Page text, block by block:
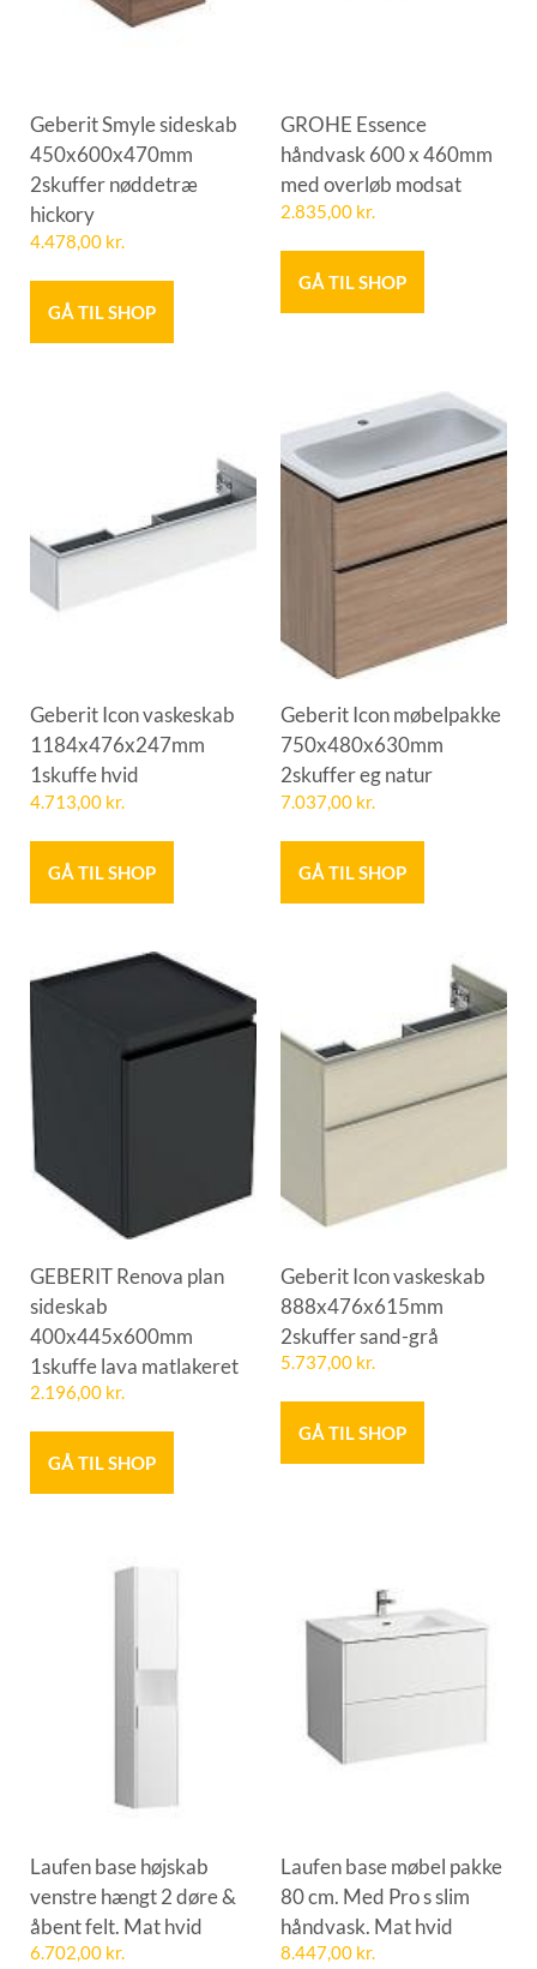
Geberit Smyle sideskab
450x600x470mm
2skuffer nøddetræ
hickory
4.478,00 kr.
GÅ TIL SHOP
GROHE Essence
håndvask 600 x 460mm
med overløb modsat
2.835,00 kr.
GÅ TIL SHOP
Geberit Icon vaskeskab
1184x476x247mm
1skuffe hvid
4.713,00 kr.
GÅ TIL SHOP
Geberit Icon møbelpakke
750x480x630mm
2skuffer eg natur
7.037,00 kr.
GÅ TIL SHOP
GEBERIT Renova plan
sideskab
400x445x600mm
1skuffe lava matlakeret
2.196,00 kr.
GÅ TIL SHOP
Geberit Icon vaskeskab
888x476x615mm
2skuffer sand-grå
5.737,00 kr.
GÅ TIL SHOP
Laufen base højskab
venstre hængt 2 døre &
åbent felt. Mat hvid
6.702,00 kr.
Laufen base møbel pakke
80 cm. Med Pro s slim
håndvask. Mat hvid
8.447,00 kr.